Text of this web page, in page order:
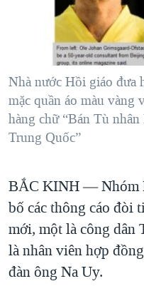
NGƯỜI VIỆT HẢI NGOẠI
ĐỜI SỐNG
KINH TẾ
SỨC KHOẺ
VĂN HOÁ
GIÁO DỤC
HÀNH TRÌNH BẦU CỬ
MỘT NĂM CHIẾN
GIẢI MÃ VÀNH ĐAI &
NGÀY TỊ NẠN THẾ GIỚI
TRỊNH VĨNH BÌNH -
CHI PHÍ CHIẾN TRANH
CÁC GIÁ TRỊ CỘNG
THƯỢNG ĐỈNH
TRỊNH VĨNH BÌNH VS.
MẠNG XÃ HỘI
Ngôn ngữ khác
Nhà nước Hồi giáo đưa
mặc quần áo màu vàng
hàng chữ “Bán Tù
Trung Quốc”
BẮC KINH —Nhóm
bố các thông cáo đòi
mới, một là công dân
là nhân viên hợp
đàn ông Na Uy.